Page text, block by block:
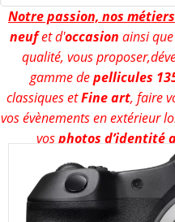
Notre passion, nos métiers
neufet d'occasion ainsi
qualité, vous
gamme depellicules
classiques etFine art, faire
vos évènements en extérieur
vosphotos d’identité